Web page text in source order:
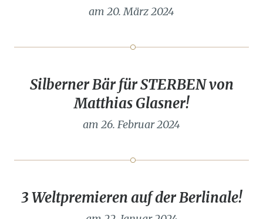
am 20. März 2024
Silberner Bär für STERBEN von
Matthias Glasner!
am 26. Februar 2024
3 Weltpremieren auf der Berlinale!